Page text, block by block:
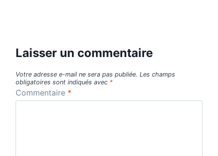
Laisser un commentaire
Votre adresse e-mail ne sera pas publiée. Les champs
obligatoires sont indiqués avec *
Commentaire *